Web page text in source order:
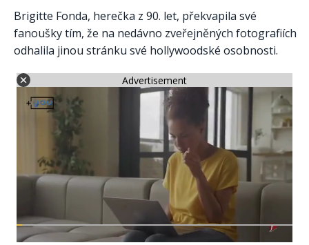
Brigitte Fonda, herečka z 90. let, překvapila své
fanoušky tím, že na nedávno zveřejněných fotografiích
odhalila jinou stránku své hollywoodské osobnosti.
Advertisement